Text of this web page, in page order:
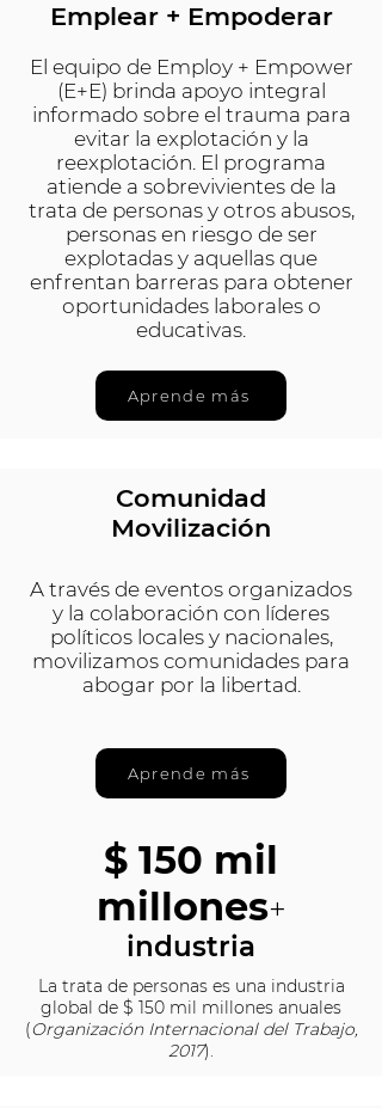
Emplear + Empoderar
El equipo de Employ + Empower
(E+E) brinda apoyo integral
informado sobre el trauma para
evitar la explotación y la
reexplotación. El programa
atiende a sobrevivientes de la
trata de personas y otros abusos,
personas en riesgo de ser
explotadas y aquellas que
enfrentan barreras para obtener
oportunidades laborales o
educativas.
Aprende más
Comunidad
Movilización
A través de eventos organizados
y la colaboración con líderes
políticos locales y nacionales,
movilizamos comunidades para
abogar por la libertad.
Aprende más
$ 150 mil
millones+
industria
La trata de personas es una industria
global de $ 150 mil millones anuales
(Organización Internacional del Trabajo,
2017).